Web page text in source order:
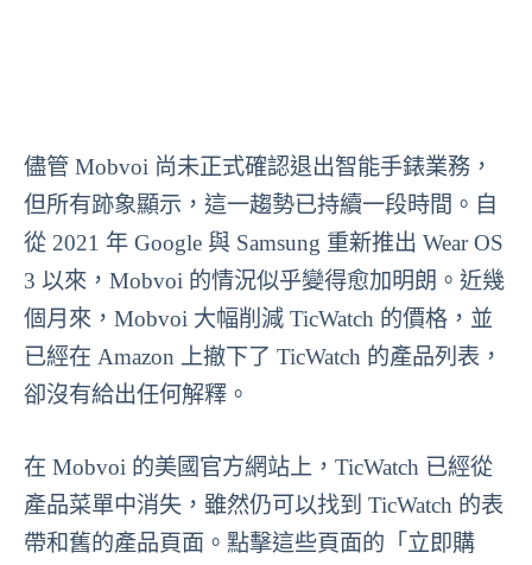
儘管 Mobvoi 尚未正式確認退出智能手錶業務，
但所有跡象顯示，這一趨勢已持續一段時間。自
從 2021 年 Google 與 Samsung 重新推出 Wear OS
3 以來，Mobvoi 的情況似乎變得愈加明朗。近幾
個月來，Mobvoi 大幅削減 TicWatch 的價格，並
已經在 Amazon 上撤下了 TicWatch 的產品列表，
卻沒有給出任何解釋。
在 Mobvoi 的美國官方網站上，TicWatch 已經從
產品菜單中消失，雖然仍可以找到 TicWatch 的表
帶和舊的產品頁面。點擊這些頁面的「立即購